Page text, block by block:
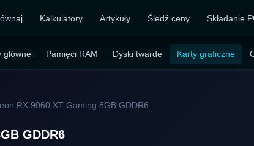
Kalkulatory Artykuły Śledź ceny Składanie
główne Pamięci RAM Dyski twarde Karty graficzne
RX 9060 XT Gaming 8GB GDDR6
GDDR6